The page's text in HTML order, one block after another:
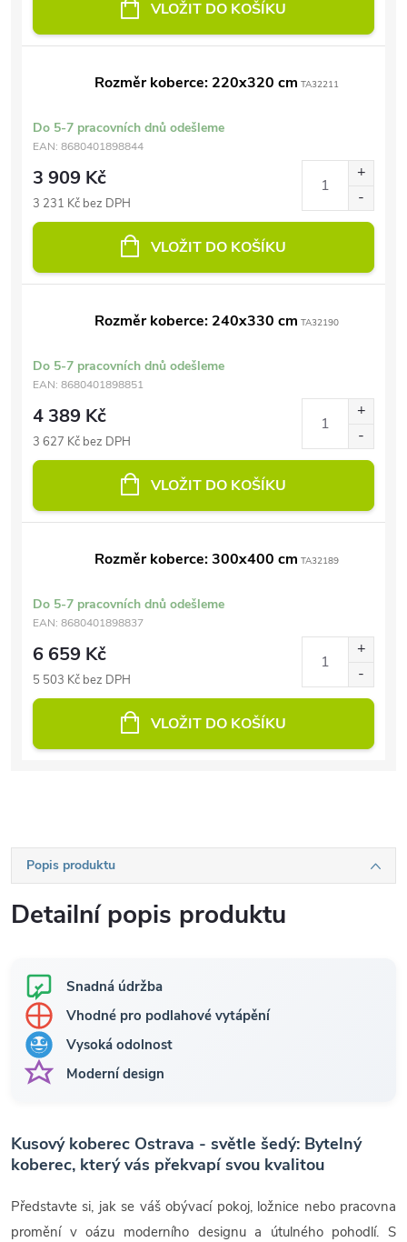
VLOŽIT DO KOŠÍKU
Rozměr koberce: 220x320 cm TA32211
Do 5-7 pracovních dnů odešleme
EAN: 8680401898844
3 909 Kč
3 231 Kč bez DPH
VLOŽIT DO KOŠÍKU
Rozměr koberce: 240x330 cm TA32190
Do 5-7 pracovních dnů odešleme
EAN: 8680401898851
4 389 Kč
3 627 Kč bez DPH
VLOŽIT DO KOŠÍKU
Rozměr koberce: 300x400 cm TA32189
Do 5-7 pracovních dnů odešleme
EAN: 8680401898837
6 659 Kč
5 503 Kč bez DPH
VLOŽIT DO KOŠÍKU
Popis produktu
Detailní popis produktu
Snadná údržba
Vhodné pro podlahové vytápění
Vysoká odolnost
Moderní design
Kusový koberec Ostrava - světle šedý: Bytelný
koberec, který vás překvapí svou kvalitou
Představte si, jak se váš obývací pokoj, ložnice nebo pracovna
promění v oázu moderního designu a útulného pohodlí. S